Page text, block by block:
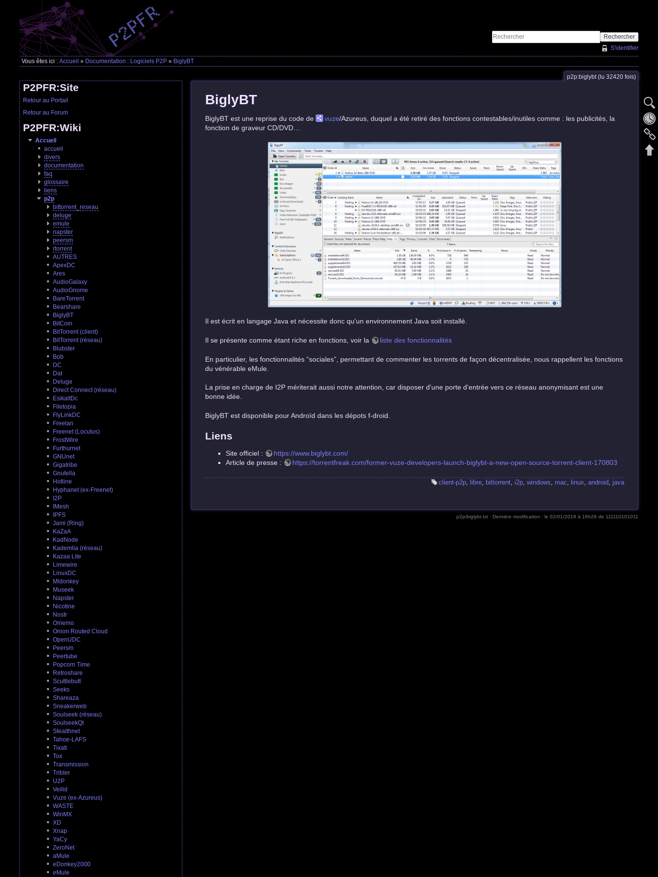
Rechercher
S'identifier
Vous êtes ici :Accueil » Documentation : Logiciels P2P » BiglyBT
P2PFR:Site
Retour au Portail
Retour au Forum
P2PFR:Wiki
Accueil
accueil
divers
documentation
faq
glossaire
liens
p2p
bittorrent_reseau
deluge
emule
napster
peersm
rtorrent
AUTRES
ApexDC
Ares
AudioGalaxy
AudioGnome
BareTorrent
Bearshare
BiglyBT
BitCoin
BitTorrent (client)
BitTorrent (réseau)
Blubster
Bob
DC
Dat
Deluge
Direct Connect (réseau)
EsikaltDc
Filetopia
FlyLinkDC
Freelan
Freenet (Locutus)
FrostWire
Furthurnet
GNUnet
Gigatribe
Gnutella
Hotline
Hyphanet (ex-Freenet)
I2P
IMesh
IPFS
Jami (Ring)
KaZaA
KadNode
Kademlia (réseau)
Kazaa Lite
Limewire
LinuxDC
Mldonkey
Museek
Napster
Nicotine
Nostr
Omemo
Onion Routed Cloud
OpenUDC
Peersm
Peertube
Popcorn Time
Retroshare
Scuttlebutt
Seeks
Shareaza
Sneakerweb
Soulseek (réseau)
SoulseekQt
Stealthnet
Tahoe-LAFS
Tixati
Tox
Transmission
Tribler
U2P
Veilid
Vuze (ex-Azureus)
WASTE
WinMX
XD
Xnap
YaCy
ZeroNet
aMule
eDonkey2000
eMule
p2p:biglybt (lu 32420 fois)
BiglyBT
BiglyBT est une reprise du code de vuze/Azureus, duquel a été retiré des fonctions contestables/inutiles comme : les publicités, la
fonction de graveur CD/DVD…
Il est écrit en langage Java et nécessite donc qu'un environnement Java soit installé.
Il se présente comme étant riche en fonctions, voir la liste des fonctionnalités
En particulier, les fonctionnalités “sociales”, permettant de commenter les torrents de façon décentralisée, nous rappellent les fonctions
du vénérable eMule.
La prise en charge de I2P mériterait aussi notre attention, car disposer d'une porte d'entrée vers ce réseau anonymisant est une
bonne idée.
BiglyBT est disponible pour Androïd dans les dépots f-droid.
Liens
Site officiel :
https://www.biglybt.com/
Article de presse :
https://torrentfreak.com/former-vuze-developers-launch-biglybt-a-new-open-source-torrent-client-170803
client-p2p libre bittorrent i2p windows mac linux android java
p2p/biglybt.txt · Dernière modification : le 02/01/2019 à 16h29 de 111110101011